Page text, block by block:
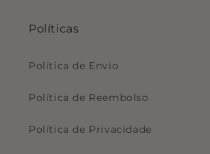
Políticas
Política de Envio
Política de Reembolso
Política de Privacidade